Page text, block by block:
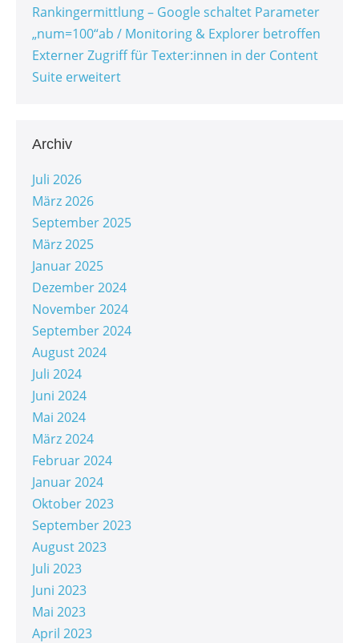
Rankingermittlung – Google schaltet Parameter
„num=100“ab / Monitoring & Explorer betroffen
Externer Zugriff für Texter:innen in der Content
Suite erweitert
Archiv
Juli 2026
März 2026
September 2025
März 2025
Januar 2025
Dezember 2024
November 2024
September 2024
August 2024
Juli 2024
Juni 2024
Mai 2024
März 2024
Februar 2024
Januar 2024
Oktober 2023
September 2023
August 2023
Juli 2023
Juni 2023
Mai 2023
April 2023